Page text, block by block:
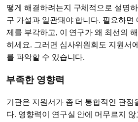
떻게 해결하려는지 구체적으로 설명
구 가설과 일관돼야 합니다. 필요하면
제를 부각하고, 이 연구가 왜 최선의
히세요. 그러면 심사위원회도 지원서
를 파악할 수 있습니다.
부족한 영향력
기관은 지원서가 좀 더 통합적인 관점
다. 영향력이 연구실 안에 머무르지